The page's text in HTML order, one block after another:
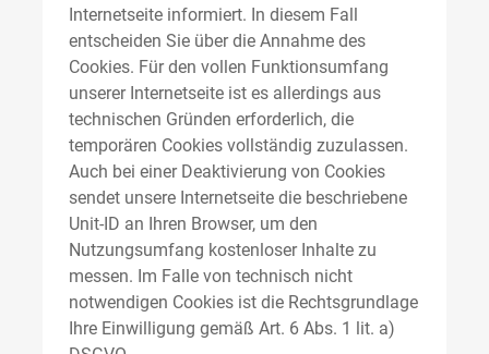
Internetseite informiert. In diesem Fall
entscheiden Sie über die Annahme des
Cookies. Für den vollen Funktionsumfang
unserer Internetseite ist es allerdings aus
technischen Gründen erforderlich, die
temporären Cookies vollständig zuzulassen.
Auch bei einer Deaktivierung von Cookies
sendet unsere Internetseite die beschriebene
Unit-ID an Ihren Browser, um den
Nutzungsumfang kostenloser Inhalte zu
messen. Im Falle von technisch nicht
notwendigen Cookies ist die Rechtsgrundlage
Ihre Einwilligung gemäß Art. 6 Abs. 1 lit. a)